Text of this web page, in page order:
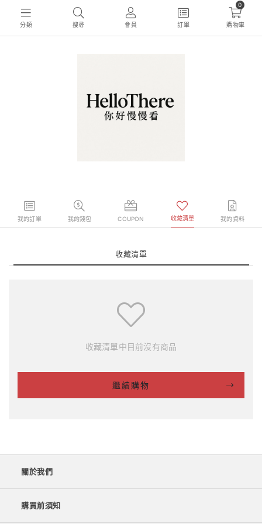
分類 搜尋 會員 訂單
0
購物車
我的訂單 我的錢包 COUPON 收藏清單 我的資料
收藏清單
收藏清單中目前沒有商品
繼續購物
關於我們
購買前須知